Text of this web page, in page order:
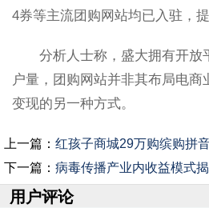
4券等主流团购网站均已入驻，
分析人士称，盛大拥有开放
户量，团购网站并非其布局电商
变现的另一种方式。
上一篇： 红孩子商城29万购缤购拼
下一篇： 病毒传播产业内收益模式
用户评论